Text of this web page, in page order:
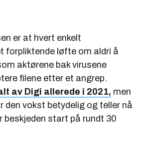
er at hvert enkelt
forpliktende løfte om aldri å
aktørene bak virusene
filene etter et angrep.
av Digi allerede i 2021, men
den vokst betydelig og teller nå
beskjeden start på rundt 30